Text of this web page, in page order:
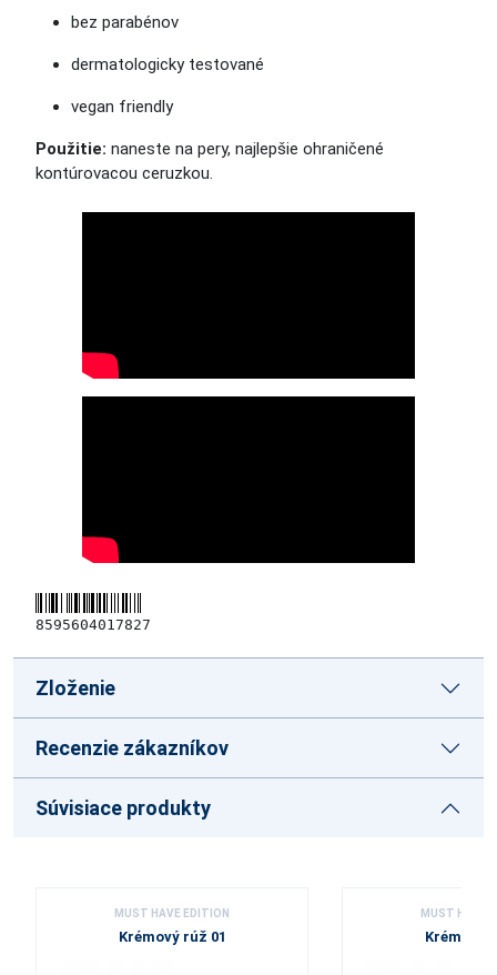
bez parabénov
dermatologicky testované
vegan friendly
Použitie: naneste na pery, najlepšie ohraničené
kontúrovacou ceruzkou.
8595604017827
Zloženie
Recenzie zákazníkov
Súvisiace produkty
MUST HAVE EDITION
Krémový rúž 01
MUST HAVE
Krémový